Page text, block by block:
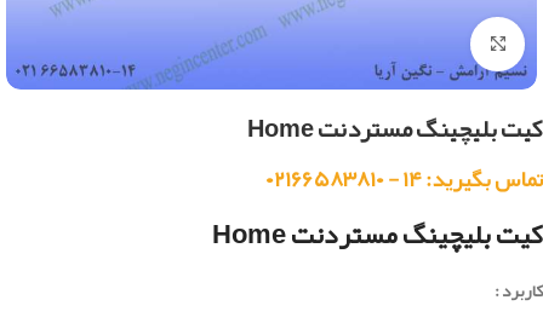
بزرگنمایی تصویر
کیت بلیچینگ مستردنت Home
تماس بگیرید: ۱۴ - ۰۲۱۶۶۵۸۳۸۱۰
کیت بلیچینگ مستردنت Home
کاربرد :